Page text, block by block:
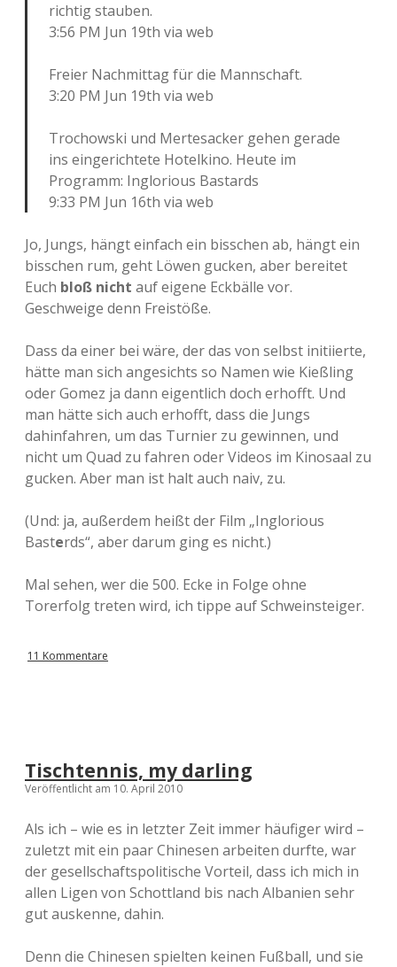
richtig stauben.
3:56 PM Jun 19th via web
Freier Nachmittag für die Mannschaft.
3:20 PM Jun 19th via web
Trochowski und Mertesacker gehen gerade
ins eingerichtete Hotelkino. Heute im
Programm: Inglorious Bastards
9:33 PM Jun 16th via web
Jo, Jungs, hängt einfach ein bisschen ab, hängt ein
bisschen rum, geht Löwen gucken, aber bereitet
Euch bloß nicht auf eigene Eckbälle vor.
Geschweige denn Freistöße.
Dass da einer bei wäre, der das von selbst initiierte,
hätte man sich angesichts so Namen wie Kießling
oder Gomez ja dann eigentlich doch erhofft. Und
man hätte sich auch erhofft, dass die Jungs
dahinfahren, um das Turnier zu gewinnen, und
nicht um Quad zu fahren oder Videos im Kinosaal zu
gucken. Aber man ist halt auch naiv, zu.
(Und: ja, außerdem heißt der Film „Inglorious
Basterds“, aber darum ging es nicht.)
Mal sehen, wer die 500. Ecke in Folge ohne
Torerfolg treten wird, ich tippe auf Schweinsteiger.
11 Kommentare
Tischtennis, my darling
Veröffentlicht am 10. April 2010
Als ich – wie es in letzter Zeit immer häufiger wird –
zuletzt mit ein paar Chinesen arbeiten durfte, war
der gesellschaftspolitische Vorteil, dass ich mich in
allen Ligen von Schottland bis nach Albanien sehr
gut auskenne, dahin.
Denn die Chinesen spielten keinen Fußball, und sie